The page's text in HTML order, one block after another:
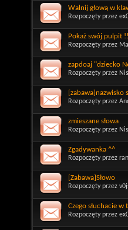
Walnij głową w
Rozpoczęty przez
Pokaż swój pulpit !!
Rozpoczęty przez
zapdoaj "dziecko
Rozpoczęty przez
Rozpoczęty przez
zmieszane słowa
Rozpoczęty przez
Zgadywanka ^^
Rozpoczęty przez
[Zabawa]Słowo
Rozpoczęty przez
Czego słuchacie w
Rozpoczęty przez